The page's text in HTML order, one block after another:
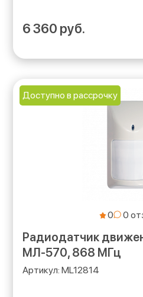
6 360 руб.
Доступно в рассрочку
0
Радиодатчик
МЛ-570, 868 МГц
ML12814